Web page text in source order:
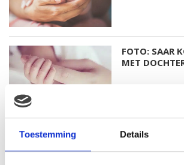
Toestemming Details
FOTO: SAAR
MET
KIM KÖTTER
MANNEN